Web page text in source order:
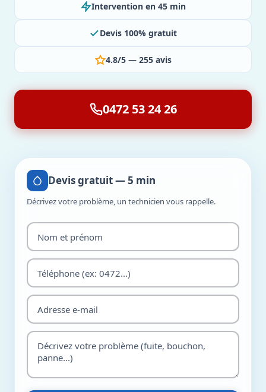
Intervention en 45 min
Devis 100% gratuit
4.8/5 — 255 avis
0472 53 24 26
Devis gratuit — 5 min
Décrivez votre problème, un technicien vous rappelle.